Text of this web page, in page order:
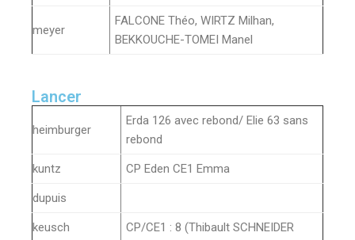
meyer
FALCONE Théo, WIRTZ Milhan,
BEKKOUCHE-TOMEI Manel
Lancer
heimburger
Erda 126 avec rebond/ Elie 63 sans
rebond
kuntz CP Eden CE1 Emma
dupuis
keusch CP/CE1 : 8 (Thibault SCHNEIDER